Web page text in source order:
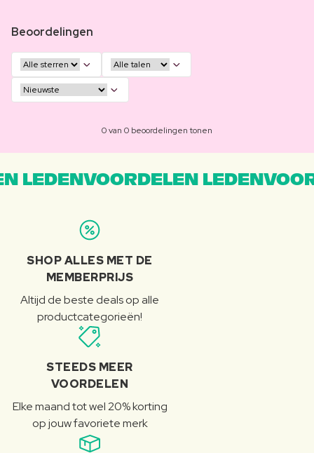
Beoordelingen
0 van 0 beoordelingen tonen
LEDENVOORDELEN
SHOP ALLES MET DE
MEMBERPRIJS
Altijd de beste deals op alle
productcategorieën!
STEEDS MEER
VOORDELEN
Elke maand tot wel 20% korting
op jouw favoriete merk